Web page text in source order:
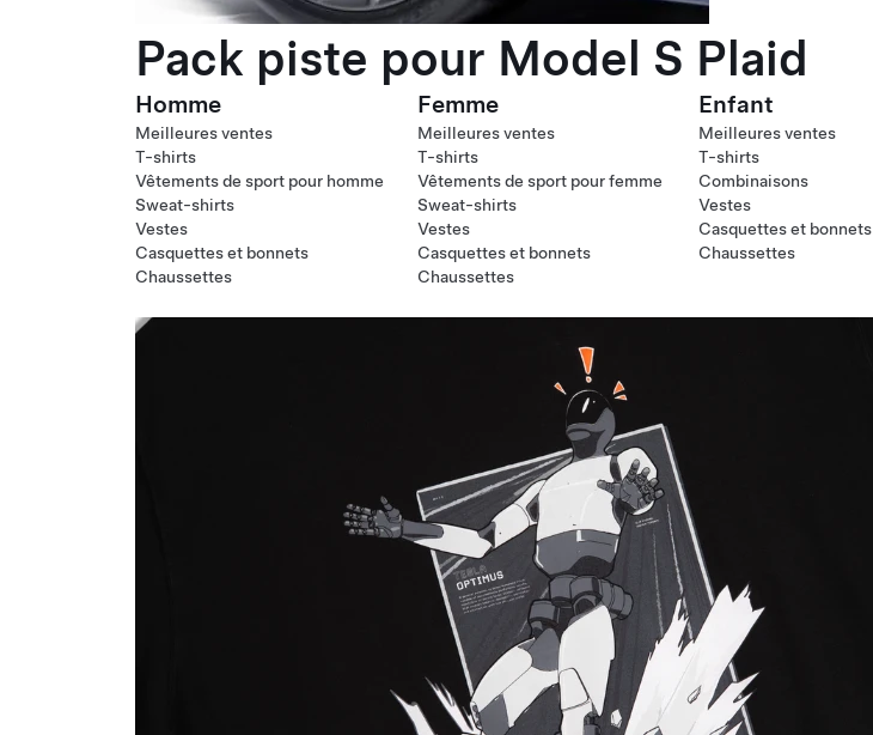
Pack piste pour Model S Plaid
Homme
Meilleures ventes
T-shirts
Vêtements de sport pour homme
Sweat-shirts
Vestes
Casquettes et bonnets
Chaussettes
Femme
Meilleures ventes
T-shirts
Vêtements de sport pour femme
Sweat-shirts
Vestes
Casquettes et bonnets
Chaussettes
Enfant
Meilleures ventes
T-shirts
Combinaisons
Vestes
Casquettes et bonnets
Chaussettes